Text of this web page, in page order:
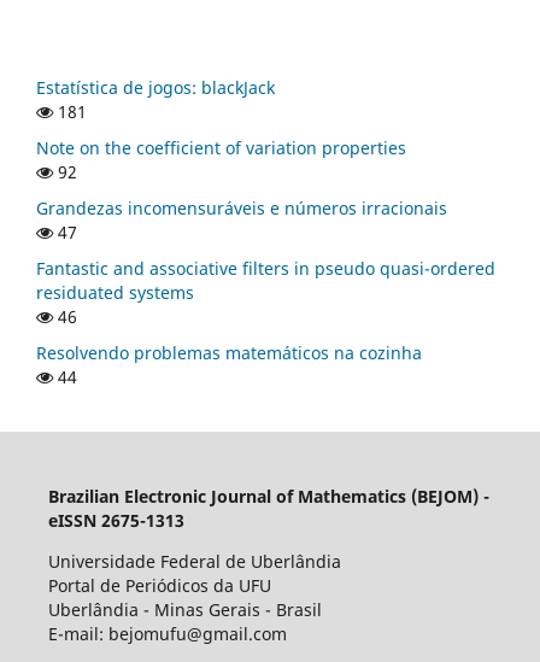
Estatística de jogos: blackJack
181
Note on the coefficient of variation properties
92
Grandezas incomensuráveis e números irracionais
47
Fantastic and associative filters in pseudo quasi-ordered
residuated systems
46
Resolvendo problemas matemáticos na cozinha
44
Brazilian Electronic Journal of Mathematics (BEJOM) -
eISSN 2675-1313
Universidade Federal de Uberlândia
Portal de Periódicos da UFU
Uberlândia - Minas Gerais - Brasil
E-mail: bejomufu@gmail.com